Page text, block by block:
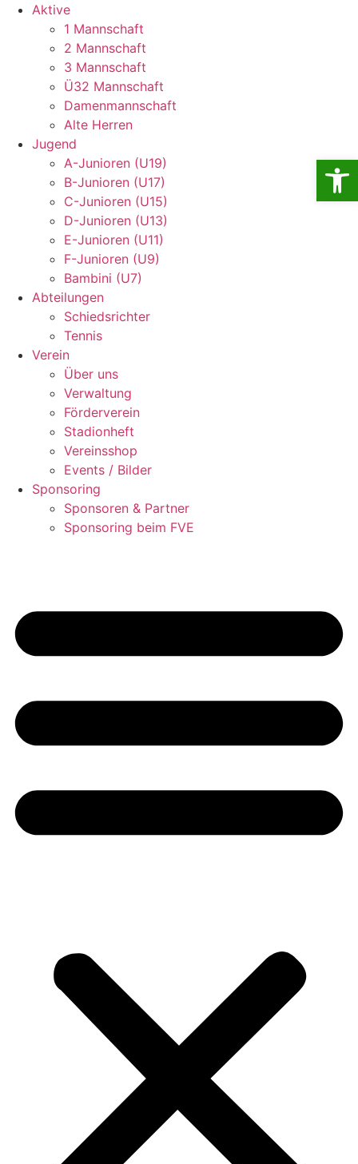
Aktive
1 Mannschaft
2 Mannschaft
3 Mannschaft
Ü32 Mannschaft
Damenmannschaft
Alte Herren
Jugend
A-Junioren (U19)
B-Junioren (U17)
C-Junioren (U15)
D-Junioren (U13)
E-Junioren (U11)
F-Junioren (U9)
Bambini (U7)
Abteilungen
Schiedsrichter
Tennis
Verein
Über uns
Verwaltung
Förderverein
Stadionheft
Vereinsshop
Events / Bilder
Sponsoring
Sponsoren & Partner
Sponsoring beim FVE